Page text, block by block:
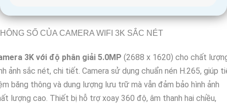
SỐ CỦA CAMERA WIFI 3K SẮC NÉT
3K với độ phân giải 5.0MP (2688 x 1620) cho chất
ảnh sắc nét, chi tiết. Camera sử dụng chuẩn nén H.265, giúp
băng thông và dung lượng lưu trữ mà vẫn đảm bảo hình ảnh
lượng cao. Thiết bị hỗ trợ xoay 360 độ, âm thanh hai chiều,